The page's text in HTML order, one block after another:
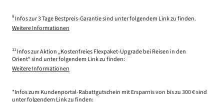
9 Infos zur 3 Tage Bestpreis-Garantie sind unter folgendem Link zu finden.
Weitere Informationen
11 Infos zur Aktion „Kostenfreies Flexpaket-Upgrade bei Reisen in den
Orient“ sind unter folgendem Link zu finden:
Weitere Informationen
*Infos zum Kundenportal-Rabattgutschein mit Ersparnis von bis zu 300 € sind
unter folgendem Link zu finden: